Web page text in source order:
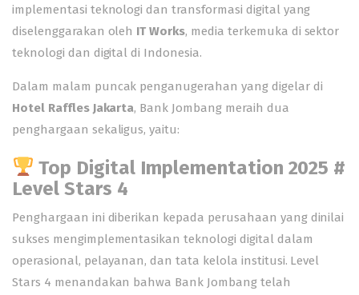
implementasi teknologi dan transformasi digital yang
diselenggarakan oleh IT Works, media terkemuka di sektor
teknologi dan digital di Indonesia.
Dalam malam puncak penganugerahan yang digelar di
Hotel Raffles Jakarta, Bank Jombang meraih dua
penghargaan sekaligus, yaitu:
Top Digital Implementation 2025 #
Level Stars 4
Penghargaan ini diberikan kepada perusahaan yang dinilai
sukses mengimplementasikan teknologi digital dalam
operasional, pelayanan, dan tata kelola institusi. Level
Stars 4 menandakan bahwa Bank Jombang telah